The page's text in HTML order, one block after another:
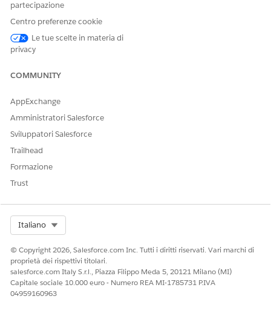
Connettori personalizzati disponibili
Marketing Intelligenceoffre opzioni di connettori
personalizzati per le seguenti piattaforme:
Google Ads personalizzato
Meta Ads personalizzato
Personalizzataper accedere a queste opzioni di
configurazione personalizzate.
Facci sapere, così possiamo migliorare!
partecipazione
Centro preferenze cookie
Le tue scelte in materia di
privacy
COMMUNITY
AppExchange
Amministratori Salesforce
Sviluppatori Salesforce
Trailhead
Formazione
Trust
Italiano
© Copyright 2026, Salesforce.com Inc. Tutti i diritti riservati. Vari marchi di
proprietà dei rispettivi titolari.
salesforce.com Italy S.r.l., Piazza Filippo Meda 5, 20121 Milano (MI)
Capitale sociale 10.000 euro - Numero REA MI-1785731 P.IVA
04959160963